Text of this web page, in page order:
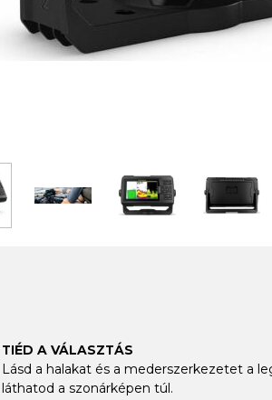
TIÉD A VÁLASZTÁS
Lásd a halakat és a mederszerkezetet a
láthatod a szonárképen túl.